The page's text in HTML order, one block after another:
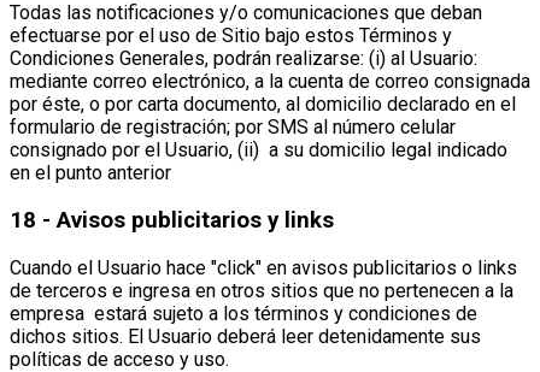
Todas las notificaciones y/o comunicaciones que deban
efectuarse por el uso de Sitio bajo estos Términos y
Condiciones Generales, podrán realizarse: (i) al Usuario:
mediante correo electrónico, a la cuenta de correo consignada
por éste, o por carta documento, al domicilio declarado en el
formulario de registración; por SMS al número celular
consignado por el Usuario, (ii) a su domicilio legal indicado
en el punto anterior
18 - Avisos publicitarios y links
Cuando el Usuario hace "click" en avisos publicitarios o links
de terceros e ingresa en otros sitios que no pertenecen a la
empresa estará sujeto a los términos y condiciones de
dichos sitios. El Usuario deberá leer detenidamente sus
políticas de acceso y uso.